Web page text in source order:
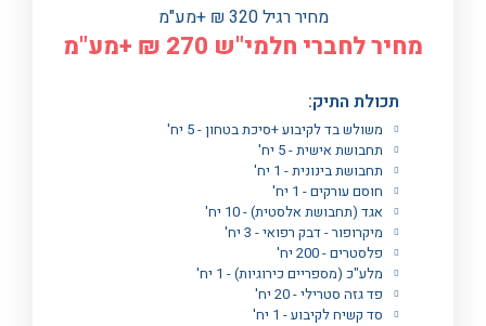
מחיר רגיל 320 ₪ +מע"מ
מחיר לחברי חלמי"ש 270 ₪ +מע"מ
תכולת התיק:
משולש בד לקיבוע +סיכת בטחון - 5 יח'
תחבושת אישית - 5 יח'
תחבושת בינונית - 1 יח'
חוסם עורקים - 1 יח'
אגד (תחבושת אלסטית) - 10 יח'
מיקרופור - דבק רפואי - 3 יח'
פלסטרים - 200 יח'
מלע"כ (מספריים כירוגיות) - 1 יח'
פד גזה סטרילי - 20 יח'
סד קשיח לקיבוע - 1 יח'